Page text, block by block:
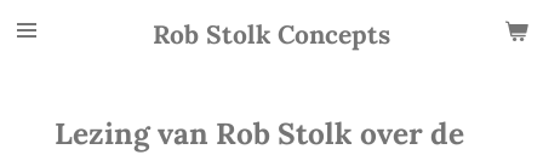
Ga
hoofdinhoud
Rob Stolk Concepts
Lezing van Rob Stolk over de